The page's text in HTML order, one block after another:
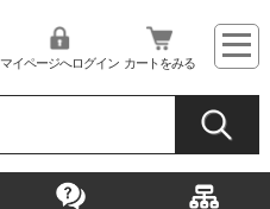
マイページへログイン カートをみる